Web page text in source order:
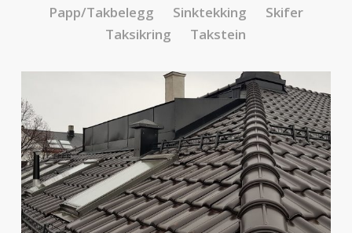
Papp/Takbelegg
Sinktekking
Skifer
Taksikring
Takstein